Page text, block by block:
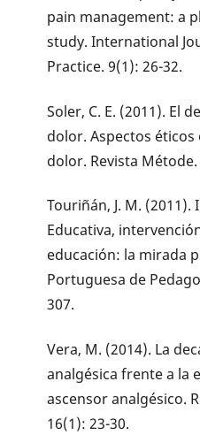
pain management: a
study. International
Practice. 9(1): 26-32.
Soler, C. E. (2011). El
dolor. Aspectos
dolor. Revista Métode.
Touriñán, J. M.
Educativa,
educación: la mirada
Portuguesa de
307.
Vera, M. (2014). La
analgésica frente a la
ascensor analgésico.
16(1): 23-30.